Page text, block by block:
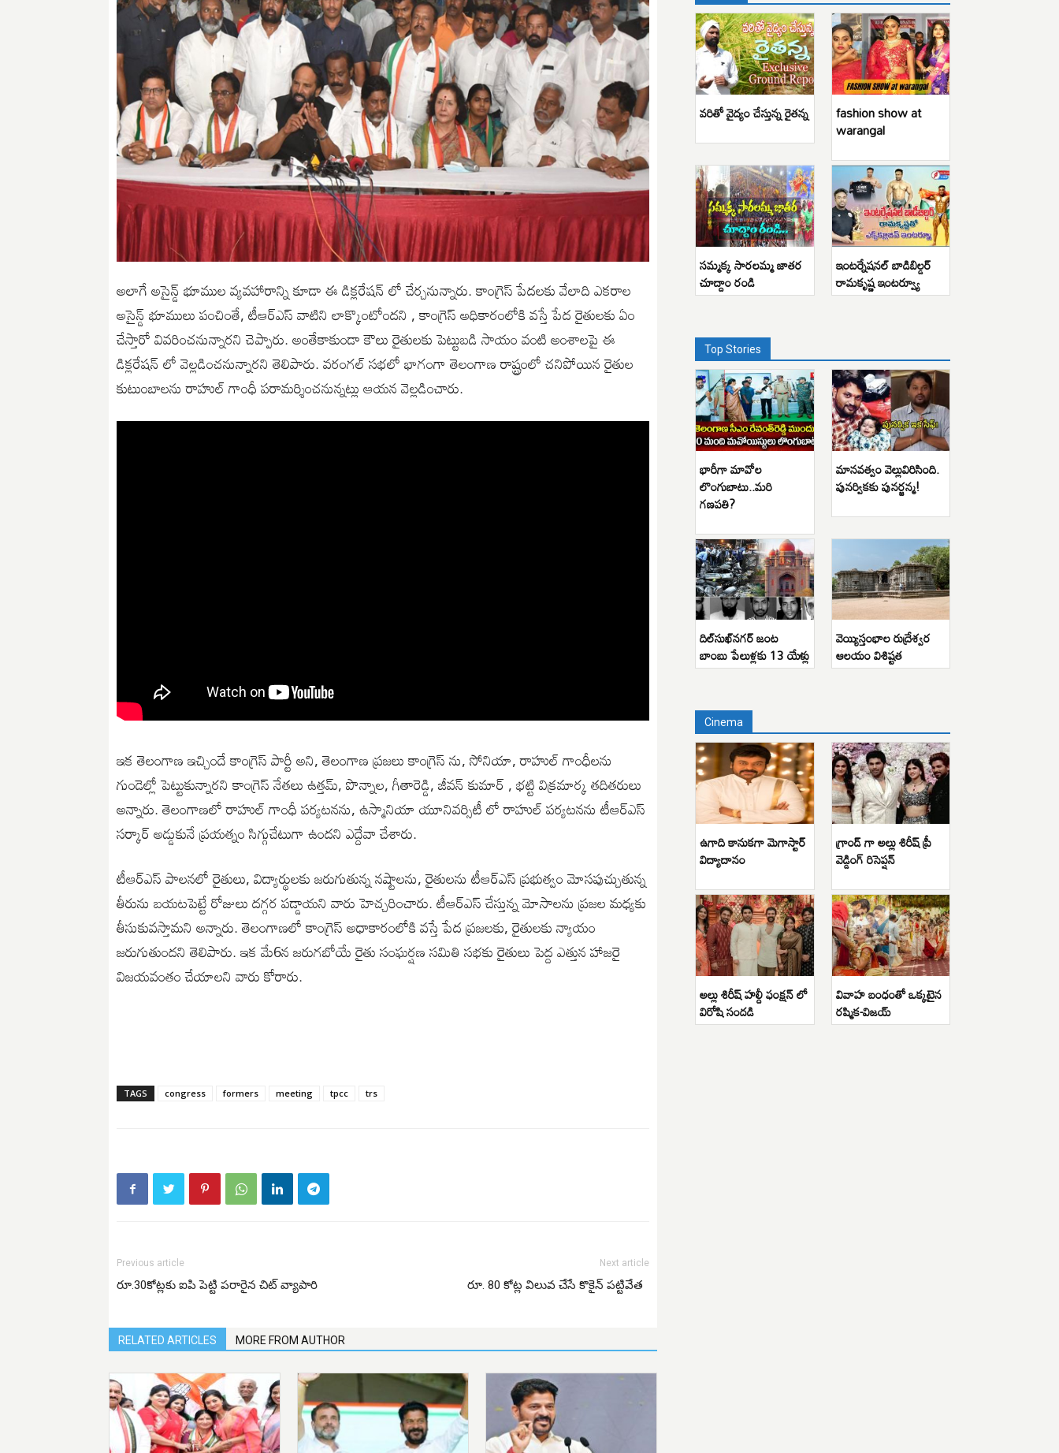
అలాగే అసైన్డ్ భూముల వ్యవహారాన్ని కూడా ఈ డిక్లరేషన్ లో చేర్చనున్నారు. కాంగ్రెస్ పేదలకు వేలాది ఎకరాల
అసైన్డ్ భూములు పంచింతే, టీఆర్ఎస్ వాటిని లాక్కొంటోందని , కాంగ్రెస్ అధికారంలోకి వస్తే పేద రైతులకు ఏం
చేస్తారో వివరించనున్నారని చెప్పారు. అంతేకాకుండా కౌలు రైతులకు పెట్టుబడి సాయం వంటి అంశాలపై ఈ
డిక్లరేషన్ లో వెల్లడించనున్నారని తెలిపారు. వరంగల్ సభలో భాగంగా తెలంగాణ రాష్ట్రంలో చనిపోయిన రైతుల
కుటుంబాలను రాహుల్ గాంధీ పరామర్శించనున్నట్లు ఆయన వెల్లడించారు.
ఇక తెలంగాణ ఇచ్చిందే కాంగ్రెస్ పార్టీ అని, తెలంగాణ ప్రజలు కాంగ్రెస్ ను, సోనియా, రాహుల్ గాంధీలను
గుండెల్లో పెట్టుకున్నారని కాంగ్రెస్ నేతలు ఉత్తమ్, పొన్నాల, గీతారెడ్డి, జీవన్ కుమార్ , భట్టి విక్రమార్క తదితరులు
అన్నారు. తెలంగాణలో రాహుల్ గాంధీ పర్యటనను, ఉస్మానియా యూనివర్సిటీ లో రాహుల్ పర్యటనను టీఆర్ఎస్
సర్కార్ అడ్డుకునే ప్రయత్నం సిగ్గుచేటుగా ఉందని ఎద్దేవా చేశారు.
టీఆర్ఎస్ పాలనలో రైతులు, విద్యార్థులకు జరుగుతున్న నష్టాలను, రైతులను టీఆర్ఎస్ ప్రభుత్వం మోసపుచ్చుతున్న
తీరును బయటపెట్టే రోజులు దగ్గర పడ్డాయని వారు హెచ్చరించారు. టీఆర్ఎస్ చేస్తున్న మోసాలను ప్రజల మధ్యకు
తీసుకువస్తామని అన్నారు. తెలంగాణలో కాంగ్రెస్ అధాకారంలోకి వస్తే పేద ప్రజలకు, రైతులకు న్యాయం
జరుగుతుందని తెలిపారు. ఇక మే6న జరుగబోయే రైతు సంఘర్షణ సమితి సభకు రైతులు పెద్ద ఎత్తున హాజరై
విజయవంతం చేయాలని వారు కోరారు.
TAGS congress formers meeting tpcc trs
Previous article
రూ.30కోట్లకు ఐపి పెట్టి పరారైన చిట్ వ్యాపారి
Next article
రూ. 80 కోట్ల విలువ చేసే కొకైన్ పట్టివేత
RELATED ARTICLES MORE FROM AUTHOR
వరితో వైద్యం చేస్తున్న రైతన్న fashion show at
warangal
సమ్మక్క సారలమ్మ జాతర
చూద్దాం రండి
ఇంటర్నేషనల్ బాడిబిల్డర్
రామకృష్ణ ఇంటర్వ్యూ
Top Stories
భారీగా మావోల
లొంగుబాటు..మరి
గణపతి?
మానవత్వం వెల్లువిరిసింది.
పునర్వికకు పునర్జన్మ!
దిల్‌సుఖ్‌నగర్ జంట
బాంబు పేలుళ్లకు 13 యేళ్లు
వెయ్యిస్తంభాల రుద్రేశ్వర
ఆలయం విశిష్టత
Cinema
ఉగాది కానుకగా మెగాస్టార్
విద్యాదానం
గ్రాండ్ గా అల్లు శిరీష్ ప్రీ
వెడ్డింగ్ రిసెప్షన్
అల్లు శిరీష్ హల్దీ ఫంక్షన్ లో
విరోషి సందడి
వివాహ బంధంతో ఒక్కటైన
రష్మిక-విజయ్